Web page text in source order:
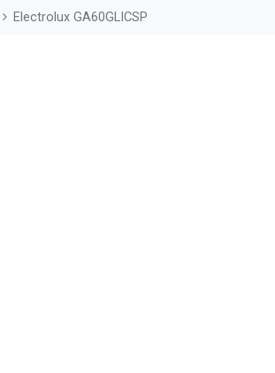
Electrolux GA60GLICSP